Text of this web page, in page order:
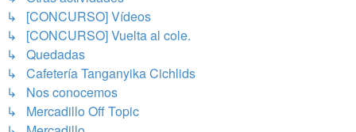
↳ [CONCURSO] Vídeos
↳ [CONCURSO] Vuelta al cole.
↳ Quedadas
↳ Cafetería Tanganyika Cichlids
↳ Nos conocemos
↳ Mercadillo Off Topic